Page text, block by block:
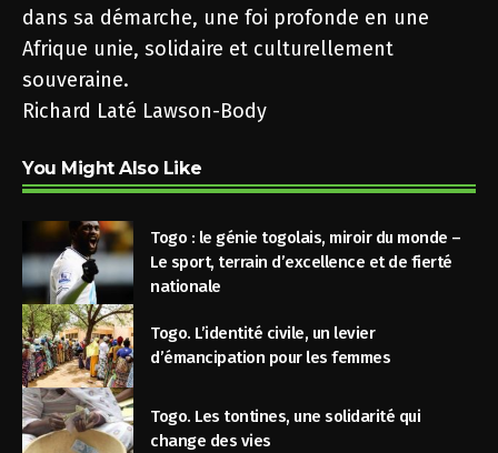
dans sa démarche, une foi profonde en une
Afrique unie, solidaire et culturellement
souveraine.
Richard Laté Lawson-Body
You Might Also Like
Togo : le génie togolais, miroir du monde –
Le sport, terrain d’excellence et de fierté
nationale
Togo. L’identité civile, un levier
d’émancipation pour les femmes
Togo. Les tontines, une solidarité qui
change des vies